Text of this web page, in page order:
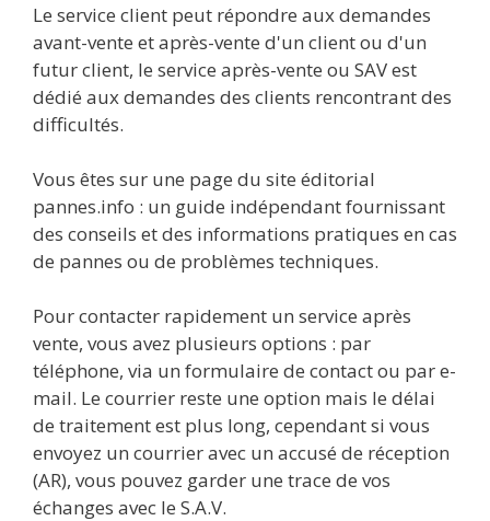
Le service client peut répondre aux demandes
avant-vente et après-vente d'un client ou d'un
futur client, le service après-vente ou SAV est
dédié aux demandes des clients rencontrant des
difficultés.
Vous êtes sur une page du site éditorial
pannes.info : un guide indépendant fournissant
des conseils et des informations pratiques en cas
de pannes ou de problèmes techniques.
Pour contacter rapidement un service après
vente, vous avez plusieurs options : par
téléphone, via un formulaire de contact ou par e-
mail. Le courrier reste une option mais le délai
de traitement est plus long, cependant si vous
envoyez un courrier avec un accusé de réception
(AR), vous pouvez garder une trace de vos
échanges avec le S.A.V.